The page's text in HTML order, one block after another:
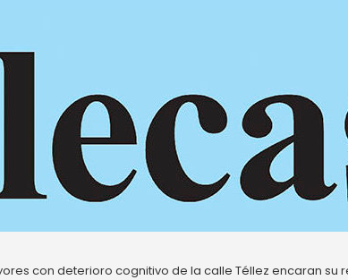
con deterioro cognitivo de la calle Téllez encaran su